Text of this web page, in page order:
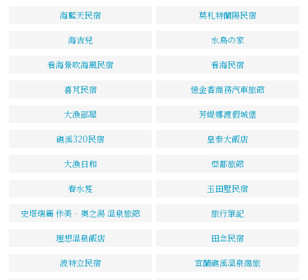
海藍天民宿 莫札特蘭陽民宿
海吉兒 水鳥の家
看海景吹海風民宿 看海民宿
喜芃民宿 憶金香商務汽車旅館
大漁部屋 芳緹娜渡假城堡
礁溪320民宿 皇泰大飯店
大漁日和 亞都旅館
春水笈 玉田墅民宿
史塔瑞麗 佧美‧奧之湯 溫泉旅館 旅行筆記
理想溫泉飯店 田念民宿
波特立民宿 宜蘭礁溪溫泉商旅